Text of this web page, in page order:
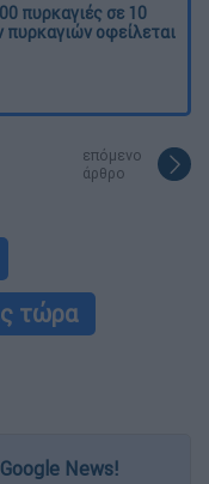
πυρκαγιές σε 10
πυρκαγιών οφείλεται
επόμενο
άρθρο
τώρα
News!